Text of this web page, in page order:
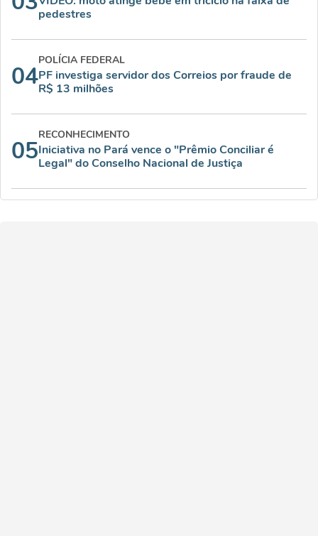
pedestres
04
POLÍCIA FEDERAL
PF investiga servidor dos Correios por fraude de
R$ 13 milhões
05
RECONHECIMENTO
Iniciativa no Pará vence o "Prêmio Conciliar é
Legal" do Conselho Nacional de Justiça